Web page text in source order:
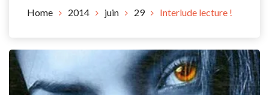
Home 2014 juin 29 Interlude lecture !